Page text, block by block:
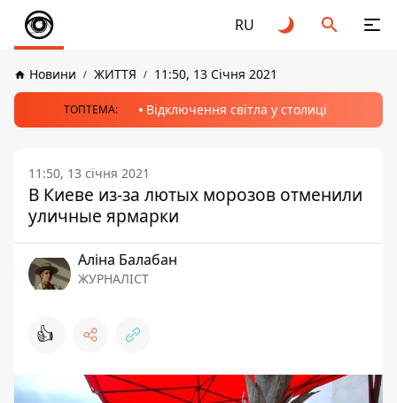
RU
Новини ЖИТТЯ 11:50, 13 Січня 2021
ТОПТЕМА: Відключення світла у столиці
11:50, 13 січня 2021
В Киеве из-за лютых морозов отменили
уличные ярмарки
Аліна Балабан
ЖУРНАЛІСТ
👍